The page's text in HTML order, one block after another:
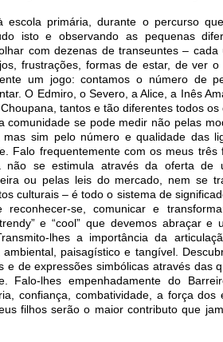
primária, durante o percurso
isto e observando as pequenas
com dezenas de transeuntes – cada
frustrações, formas de estar, de ver
um jogo: contamos o número de
O Edmiro, o Severo, a Alice, a Inês
tantos e tão diferentes todos os
se pode medir não pelas
sim pelo número e qualidade das
Falo frequentemente com os meus três
não se estimula através da oferta de
ou pelas leis do mercado, nem se
culturais – é todo o sistema de
se, comunicar e
e “cool” que devemos abraçar e
lhes a importância da
paisagístico e tangível.
de expressões simbólicas através das
Falo-lhes empenhadamente do
confiança, combatividade, a força dos
filhos serão o maior contributo que